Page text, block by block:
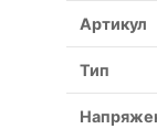
Артикул
Тип